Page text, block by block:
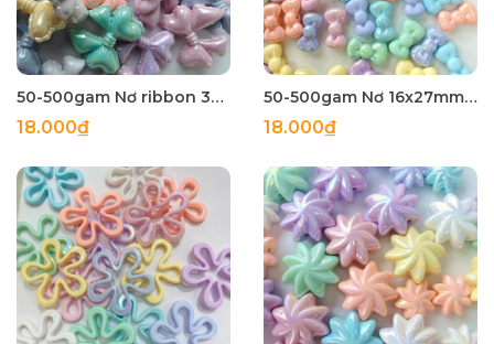
50-500gam Nơ ribbon 33mm dễ thương ,hạt charm holo bóng đẹp có lỗ xỏ dọc
18.000₫
50-500gam Nơ 16x27mm dễ thương ,hạt charm holo bóng đẹp có lỗ xỏ dọc
18.000₫